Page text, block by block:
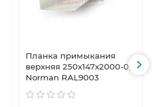
Планка примыкания
верхняя 250х147х2000-0,5
Norman RAL9003